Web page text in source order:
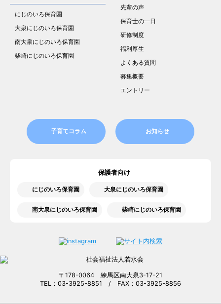
にじのいろ保育園
大泉にじのいろ保育園
南大泉にじのいろ保育園
柴崎にじのいろ保育園
先輩の声
保育士の一日
研修制度
福利厚生
よくある質問
募集概要
エントリー
子育てコラム お知らせ
保護者向け
にじのいろ保育園 大泉にじのいろ保育園
南大泉にじのいろ保育園 柴崎にじのいろ保育園
〒178-0064 練馬区南大泉3-17-21
TEL：03-3925-8851 / FAX：03-3925-8856